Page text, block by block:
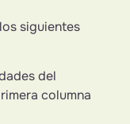
siguientes
del
columna